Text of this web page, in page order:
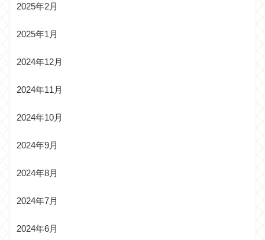
2025年2月
2025年1月
2024年12月
2024年11月
2024年10月
2024年9月
2024年8月
2024年7月
2024年6月